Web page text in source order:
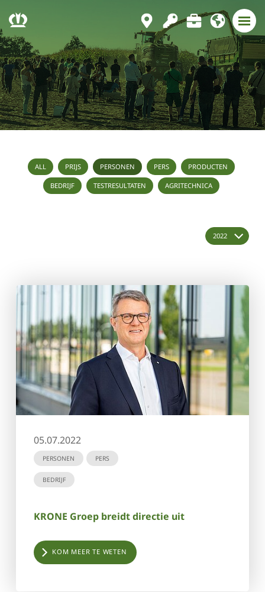
ALL PRIJS PERSONEN PERS PRODUCTEN
BEDRIJF TESTRESULTATEN AGRITECHNICA
05.07.2022
PERSONEN PERS
BEDRIJF
KRONE Groep breidt directie uit
KOM MEER TE WETEN